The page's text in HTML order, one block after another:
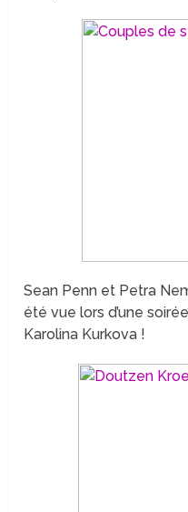
Sean Penn et Petra
été vue lors d’une soirée
Karolina Kurkova !